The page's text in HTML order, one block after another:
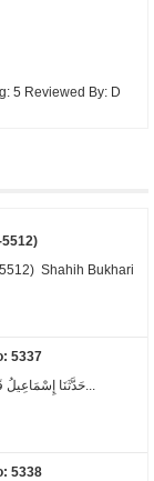
5 Reviewed By: D
Shahih Bukhari
5337
حَدَّثَنَا إِسْمَاعِيلُ قَالَ حَدَّثَنِي مَالِكٌ عَنْ نَافِعٍ وَعَبْد...
5338